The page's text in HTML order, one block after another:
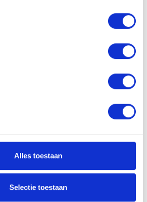
Alles toestaan
Selectie toestaan
kan ATKB een 3D-model
Zie als voorbeeld deze3DPDF
ondergrondse tanks en